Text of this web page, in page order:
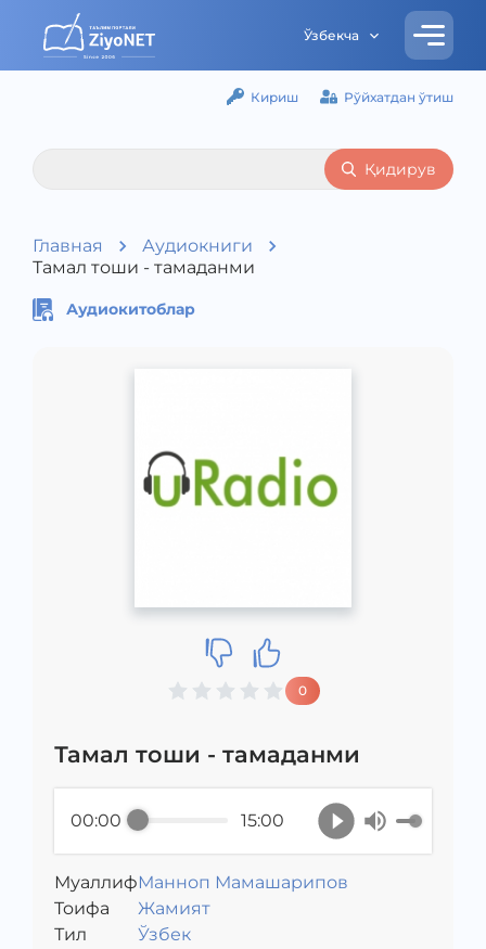
Ўзбекча
Кириш Рўйхатдан ўтиш
Қидирув
Главная
Аудиокниги
Тамал тоши - тамаданми
Аудиокитоблар
0
Тамал тоши - тамаданми
00:00 15:00
МуаллифМанноп Мамашарипов
Toифа
Жамият
Тил
Ўзбек